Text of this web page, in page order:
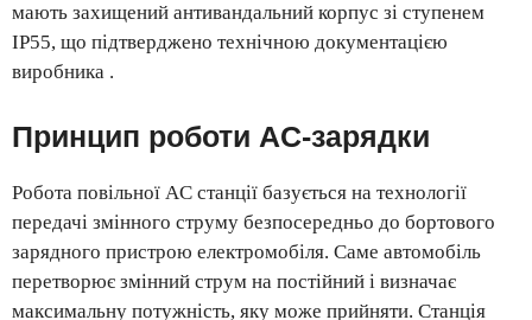
мають захищений антивандальний корпус зі ступенем
IP55, що підтверджено технічною документацією
виробника .
Принцип роботи AC-зарядки
Робота повільної AC станції базується на технології
передачі змінного струму безпосередньо до бортового
зарядного пристрою електромобіля. Саме автомобіль
перетворює змінний струм на постійний і визначає
максимальну потужність, яку може прийняти. Станція